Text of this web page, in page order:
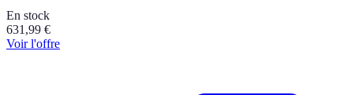
En stock
631,99 €
Voir l'offre